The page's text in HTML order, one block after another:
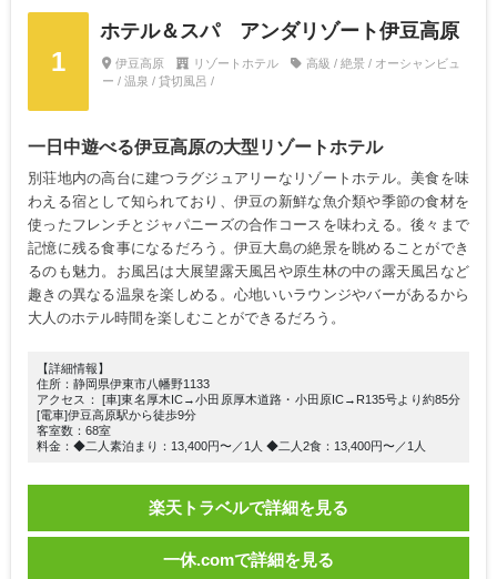
1
ホテル＆スパ アンダリゾート伊豆高原
伊豆高原 リゾートホテル
高級 / 絶景 / オーシャンビュ
ー / 温泉 / 貸切風呂 /
一日中遊べる伊豆高原の大型リゾートホテル
別荘地内の高台に建つラグジュアリーなリゾートホテル。美食を味
わえる宿として知られており、伊豆の新鮮な魚介類や季節の食材を
使ったフレンチとジャパニーズの合作コースを味わえる。後々まで
記憶に残る食事になるだろう。伊豆大島の絶景を眺めることができ
るのも魅力。お風呂は大展望露天風呂や原生林の中の露天風呂など
趣きの異なる温泉を楽しめる。心地いいラウンジやバーがあるから
大人のホテル時間を楽しむことができるだろう。
【詳細情報】
住所：静岡県伊東市八幡野1133
アクセス： [車]東名厚木IC→小田原厚木道路・小田原IC→R135号より約85分
[電車]伊豆高原駅から徒歩9分
客室数：68室
料金：◆二人素泊まり：13,400円〜／1人 ◆二人2食：13,400円〜／1人
楽天トラベルで詳細を見る
一休.comで詳細を見る